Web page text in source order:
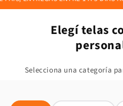
Elegí telas
Selecciona una categoría